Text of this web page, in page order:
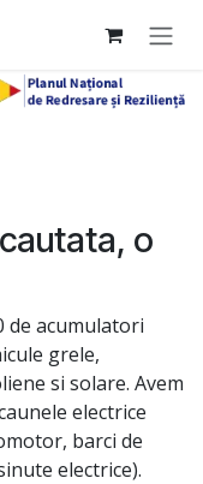
o
de acumulatori
grele,
si solare. Avem
electrice
barci de
electrice).